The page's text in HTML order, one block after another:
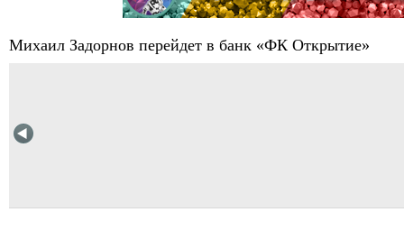
Михаил Задорнов перейдет в банк «ФК Открытие»